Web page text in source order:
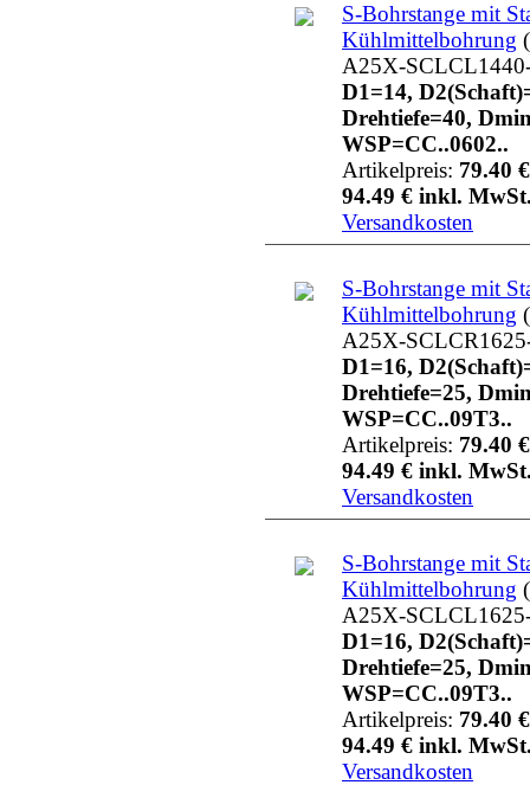
S-Bohrstange mit
Kühlmittelbohrung
A25X-
D1=14,
Drehtiefe=40,
WSP=CC..0602..
Artikelpreis: 79.40
94.49 € inkl.
Versandkosten
S-Bohrstange mit
Kühlmittelbohrung
A25X-
D1=16,
Drehtiefe=25,
WSP=CC..09T3..
Artikelpreis: 79.40
94.49 € inkl.
Versandkosten
S-Bohrstange mit
Kühlmittelbohrung
A25X-
D1=16,
Drehtiefe=25,
WSP=CC..09T3..
Artikelpreis: 79.40
94.49 € inkl.
Versandkosten